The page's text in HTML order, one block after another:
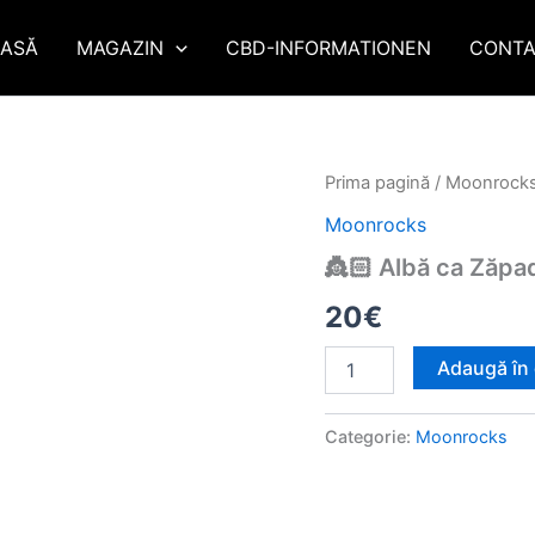
MAGAZIN CBD-INFORMATIONEN
Prima pagină /
Moonrocks
👸🏻 Albă ca
20€
Cantitate
Albă
Zăpada
CBD
Adaugă în
Categorie: Moonrocks